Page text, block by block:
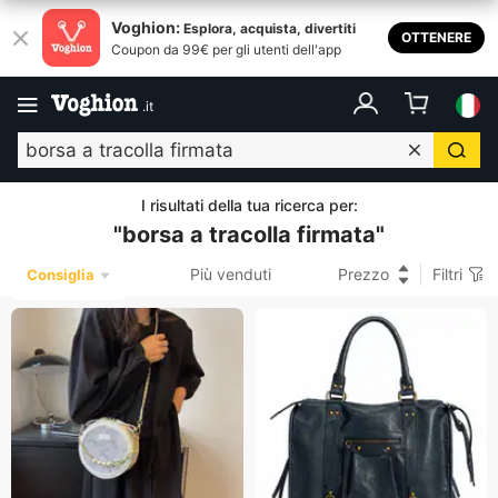
Voghion: Esplora, acquista, divertiti
Coupon da 99€ per gli utenti dell'app
OTTENERE
.it
I risultati della tua ricerca per:
"borsa a tracolla firmata"
Consiglia Più venduti Prezzo Filtri